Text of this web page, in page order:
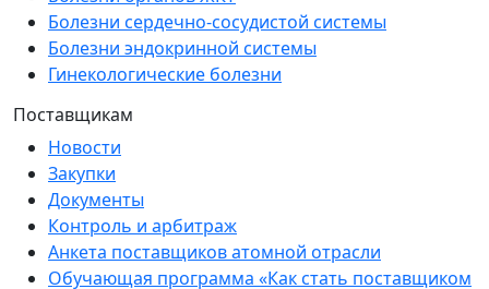
Болезни сердечно-сосудистой системы
Болезни эндокринной системы
Гинекологические болезни
Поставщикам
Новости
Закупки
Документы
Контроль и арбитраж
Анкета поставщиков атомной отрасли
Обучающая программа «Как стать поставщиком